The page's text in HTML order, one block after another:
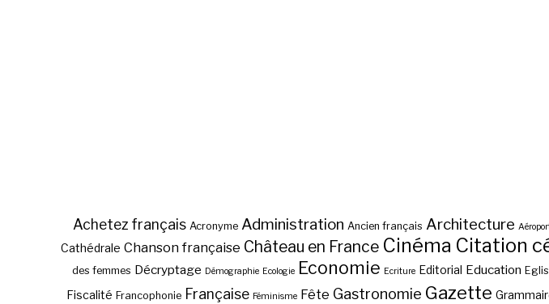
Achetez français Acronyme Administration Ancien français Architecture
Cathédrale Chanson française Château en France Cinéma Citation
des femmes Décryptage Démographie Ecologie Economie Ecriture Editorial Education
Fiscalité Francophonie Française Féminisme Fête Gastronomie Gazette